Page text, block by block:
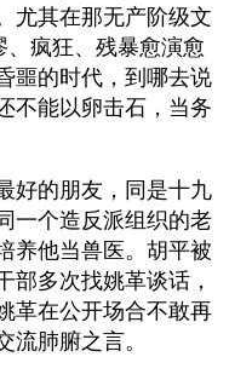
尤其在那无产阶级文
、疯狂、残暴愈演愈
噩的时代，到哪去说
不能以卵击石，当务
好的朋友，同是十九
一个造反派组织的老
养他当兽医。胡平被
部多次找姚革谈话，
革在公开场合不敢再
流肺腑之言。